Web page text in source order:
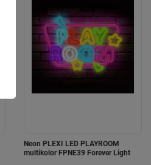
Neon PLEXI LED PLAYROOM
multikolor FPNE39 Forever Light